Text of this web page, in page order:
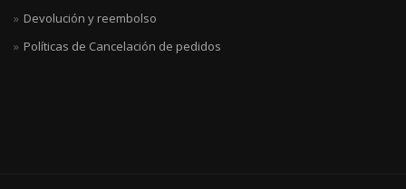
Devolución y reembolso
Políticas de Cancelación de pedidos